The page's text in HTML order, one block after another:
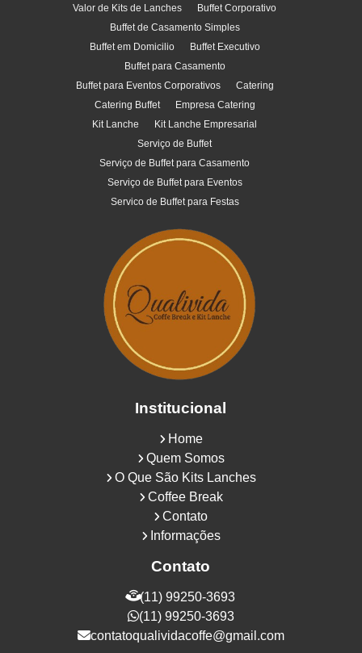
Valor de Kits de Lanches
Buffet Corporativo
Buffet de Casamento Simples
Buffet em Domicilio
Buffet Executivo
Buffet para Casamento
Buffet para Eventos Corporativos
Catering
Catering Buffet
Empresa Catering
Kit Lanche
Kit Lanche Empresarial
Serviço de Buffet
Serviço de Buffet para Casamento
Serviço de Buffet para Eventos
Servico de Buffet para Festas
Institucional
Home
Quem Somos
O Que São Kits Lanches
Coffee Break
Contato
Informações
Contato
(11) 99250-3693
(11) 99250-3693
contatoqualividacoffe@gmail.com